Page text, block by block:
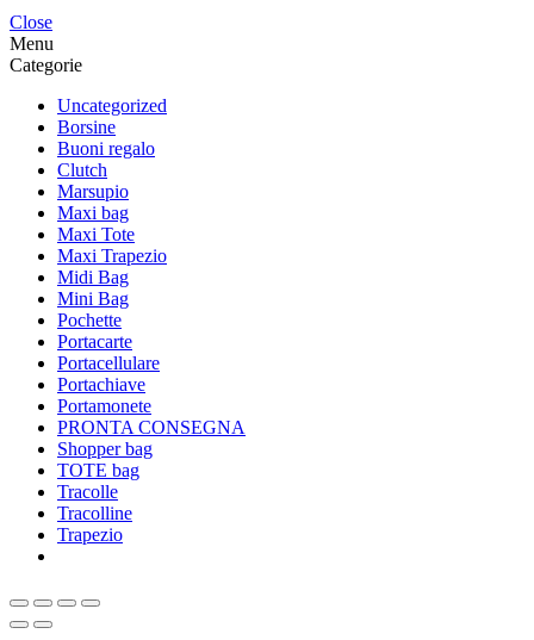
Close
Menu
Categorie
Uncategorized
Borsine
Buoni regalo
Clutch
Marsupio
Maxi bag
Maxi Tote
Maxi Trapezio
Midi Bag
Mini Bag
Pochette
Portacarte
Portacellulare
Portachiave
Portamonete
PRONTA CONSEGNA
Shopper bag
TOTE bag
Tracolle
Tracolline
Trapezio